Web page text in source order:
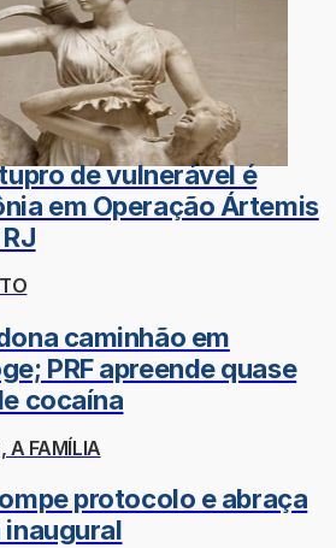
de vulnerável é
em Operação Ártemis
caminhão em
PRF apreende quase
cocaína
A FAMÍLIA
protocolo e abraça
inaugural